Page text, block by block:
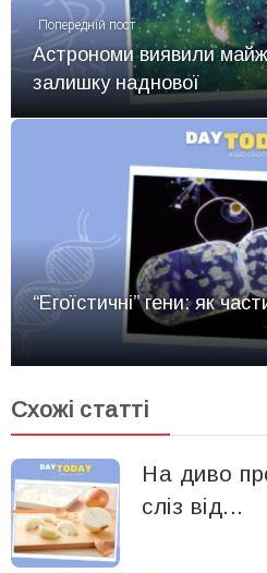
Попередній пост
Астрономи виявили
залишку наднової
“Егоїстичні” гени: як
Схожі статті
На диво
сліз від...